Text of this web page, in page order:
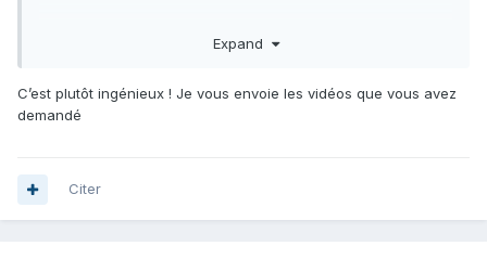
cette solution permettrait d'eviter qu'un coté penche .
Expand
C’est plutôt ingénieux ! Je vous envoie les vidéos que vous avez
demandé
Citer